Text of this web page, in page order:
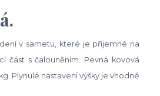
v sametu, které je příjemné na
část s čalouněním. Pevná kovová
Plynulé nastavení výšky je vhodné